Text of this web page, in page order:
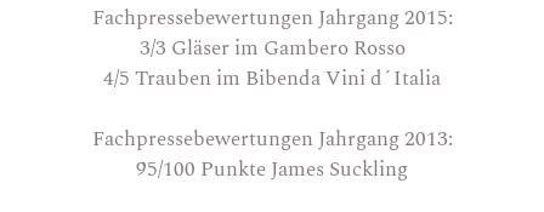
Fachpressebewertungen Jahrgang 2015:
3/3 Gläser im Gambero Rosso
4/5 Trauben im Bibenda Vini d´Italia
Fachpressebewertungen Jahrgang 2013:
95/100 Punkte James Suckling